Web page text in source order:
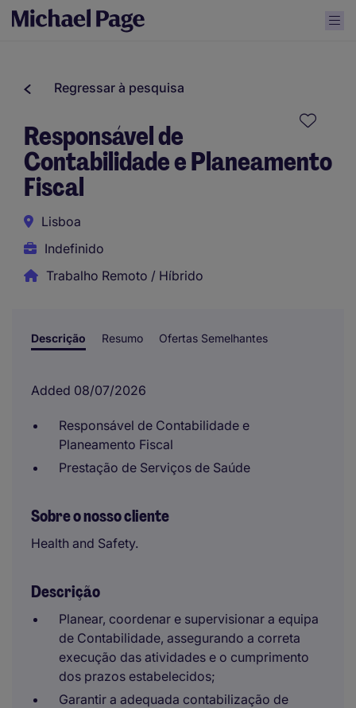
Regressar à pesquisa
Responsável de
Contabilidade e Planeamento
Fiscal
Lisboa
Indefinido
Trabalho Remoto / Híbrido
Descrição Resumo Ofertas Semelhantes
Added 08/07/2026
Responsável de Contabilidade e
Planeamento Fiscal
Prestação de Serviços de Saúde
Sobre o nosso cliente
Health and Safety.
Descrição
Planear, coordenar e supervisionar a equipa
de Contabilidade, assegurando a correta
execução das atividades e o cumprimento
dos prazos estabelecidos;
Garantir a adequada contabilização de